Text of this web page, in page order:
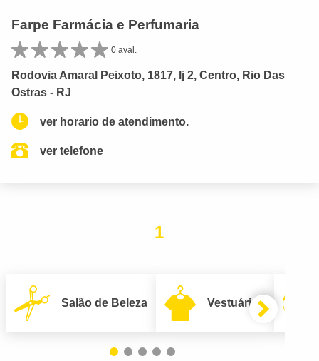
Farpe Farmácia e Perfumaria
0 aval.
Rodovia Amaral Peixoto, 1817, lj 2, Centro, Rio Das
Ostras - RJ
ver horario de atendimento.
ver telefone
1
Salão de Beleza Vestuário